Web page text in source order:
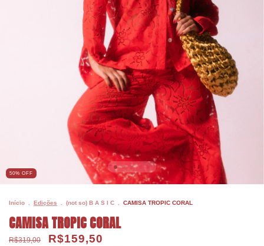
50% OFF
Início . Edições . (not so) B A S I C . CAMISA TROPIC CORAL
CAMISA TROPIC CORAL
R$319,00 R$159,50